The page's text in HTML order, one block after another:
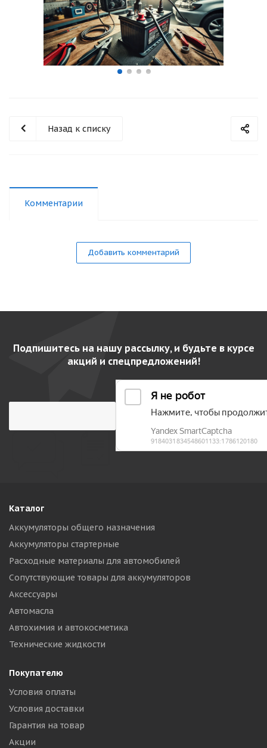
Назад к списку
Комментарии
Добавить комментарий
Подпишитесь на нашу рассылку, и будьте в курсе
акций и спецпредложений!
Каталог
Аккумуляторы общего назначения
Аккумуляторы стартерные
Расходные материалы для автомобилей
Сопутствующие товары для аккумуляторов
Аксессуары
Автомасла
Автохимия и автокосметика
Технические жидкости
Покупателю
Условия оплаты
Условия доставки
Гарантия на товар
Акции